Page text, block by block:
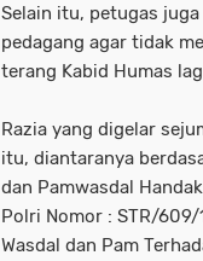
Selain itu, petugas
pedagang agar tidak
terang Kabid Humas
Razia yang digelar
itu, diantaranya
dan Pamwasdal
Polri Nomor : STR/
Wasdal dan Pam